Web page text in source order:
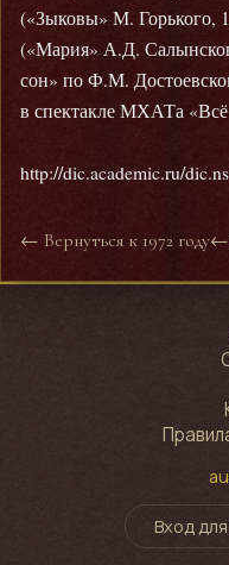
(«Зыковы» М. Горького,
(«Мария» А.Д.
сон» по Ф.М.
в спектакле МХАТа
http://dic.academic.ru/
← Вернуться к 1972 году←
Вход